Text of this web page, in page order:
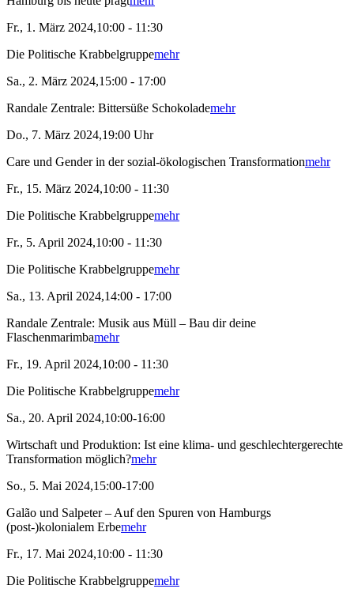
Fr., 1. März 2024,10:00 - 11:30
Die Politische Krabbelgruppemehr
Sa., 2. März 2024,15:00 - 17:00
Randale Zentrale: Bittersüße Schokolademehr
Do., 7. März 2024,19:00 Uhr
Care und Gender in der sozial-ökologischen Transformationmehr
Fr., 15. März 2024,10:00 - 11:30
Die Politische Krabbelgruppemehr
Fr., 5. April 2024,10:00 - 11:30
Die Politische Krabbelgruppemehr
Sa., 13. April 2024,14:00 - 17:00
Randale Zentrale: Musik aus Müll – Bau dir deine
Flaschenmarimbamehr
Fr., 19. April 2024,10:00 - 11:30
Die Politische Krabbelgruppemehr
Sa., 20. April 2024,10:00-16:00
Wirtschaft und Produktion: Ist eine klima- und geschlechtergerechte
Transformation möglich?mehr
So., 5. Mai 2024,15:00-17:00
Galão und Salpeter – Auf den Spuren von Hamburgs
(post-)kolonialem Erbemehr
Fr., 17. Mai 2024,10:00 - 11:30
Die Politische Krabbelgruppemehr